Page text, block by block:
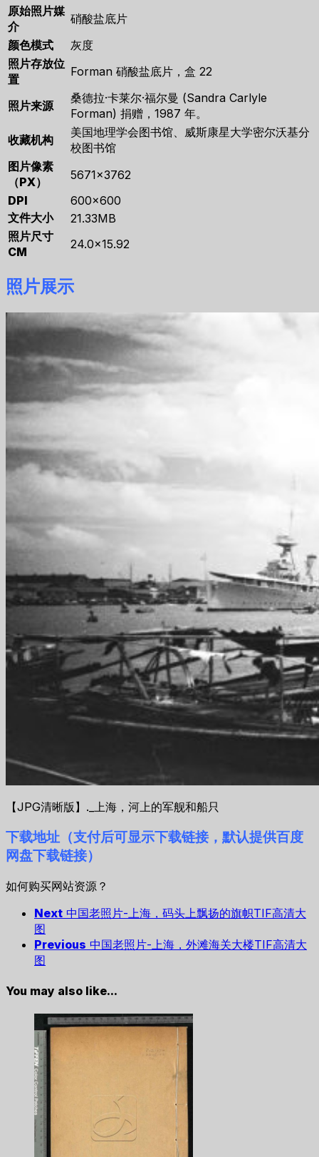
原始照片媒
介
硝酸盐底片
颜色模式
灰度
照片存放位
置
Forman 硝酸盐底片，盒 22
照片来源
桑德拉·卡莱尔·福尔曼 (Sandra Carlyle
Forman) 捐赠，1987 年。
收藏机构
美国地理学会图书馆、威斯康星大学密尔沃基分
校图书馆
图片像素
（PX）
5671×3762
DPI
600×600
文件大小
21.33MB
照片尺寸
CM
24.0×15.92
照片展示
【JPG清晰版】._上海，河上的军舰和船只
下载地址（支付后可显示下载链接，默认提供百度
网盘下载链接）
如何购买网站资源？
Next 中国老照片-上海，码头上飘扬的旗帜TIF高清大
图
Previous 中国老照片-上海，外滩海关大楼TIF高清大
图
You may also like...